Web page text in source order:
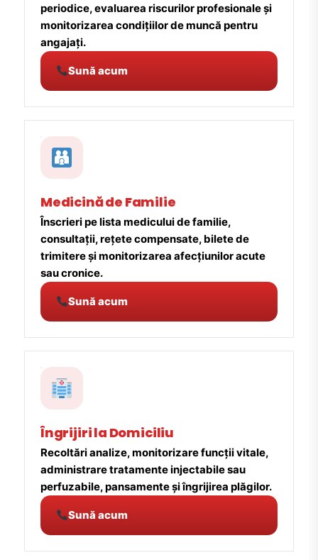
periodice, evaluarea riscurilor profesionale și
monitorizarea condițiilor de muncă pentru
angajați.
Sună acum
Medicină de Familie
Înscrieri pe lista medicului de familie,
consultații, rețete compensate, bilete de
trimitere și monitorizarea afecțiunilor acute
sau cronice.
Sună acum
Îngrijiri la Domiciliu
Recoltări analize, monitorizare funcții vitale,
administrare tratamente injectabile sau
perfuzabile, pansamente și îngrijirea plăgilor.
Sună acum